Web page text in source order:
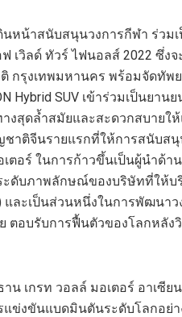
ดินหน้าสนับสนุนวงการกีฬา ร่
ฟ เวิลด์ ทัวร์ ไฟนอลส์ 2022
กรุงเทพมหานคร พร้อมจัดทัพย
Hybrid SUV เข้าร่วมเป็นย
งสุดล้ำสมัยและสะดวกสบาย
าติจีนรายแรกที่ให้การสนับส
ตอร์ ในการก้าวขึ้นเป็นผู้นำด้
ดับภาพลักษณ์ของบริษัทที่ให้บริ
และเป็นส่วนหนึ่งในการพัฒน
ตอบรับการฟื้นตัวของโลกหลั
าน เกรท วอลล์ มอเตอร์ อาเซี
ข่งขันแบดมินตันระดับโลกอย่า